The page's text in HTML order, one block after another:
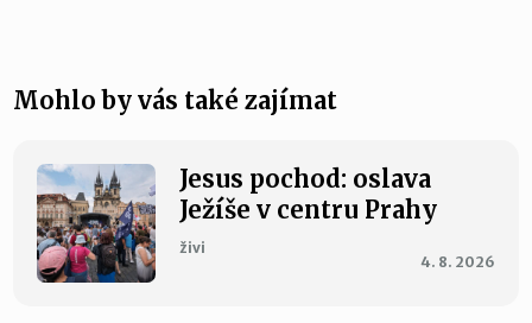
Mohlo by vás také zajímat
Jesus pochod: oslava
Ježíše v centru Prahy
živi
4. 8. 2026